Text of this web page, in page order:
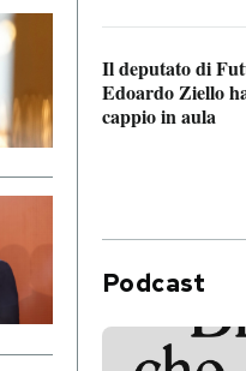
Il deputato di
Edoardo Ziello
cappio in aula
Podcast